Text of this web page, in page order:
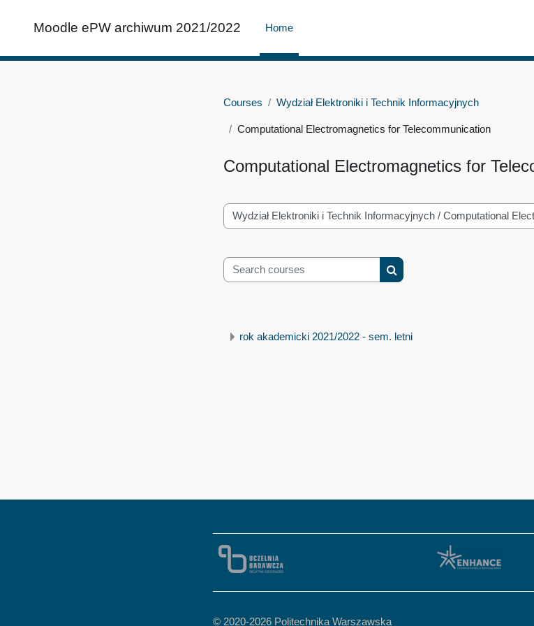
Moodle ePW archiwum 2021/2022 Home
Courses Wydział Elektroniki i Technik Informacyjnych
Computational Electromagnetics for Telecommunication
Computational Electromagnetics for
Course categories
Search courses Search courses
rok akademicki 2021/2022 - sem. letni
© 2020-2026 Politechnika Warszawska